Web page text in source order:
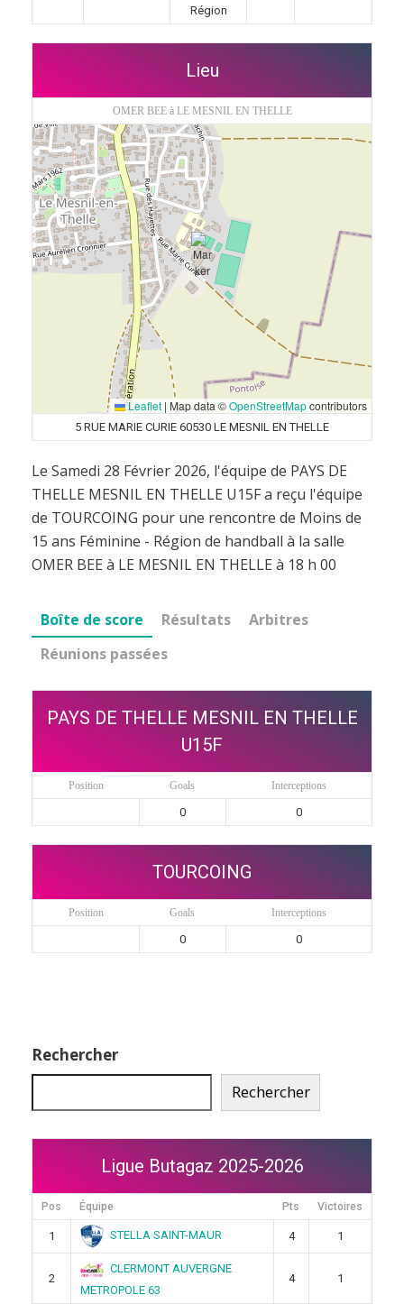
Région
Lieu
OMER BEE à LE MESNIL EN THELLE
Leaflet | Map data ©OpenStreetMapcontributors
5 RUE MARIE CURIE 60530 LE MESNIL EN THELLE
Le Samedi 28 Février 2026, l'équipe de PAYS DE
THELLE MESNIL EN THELLE U15F a reçu l'équipe
de TOURCOING pour une rencontre de Moins de
15 ans Féminine - Région de handball à la salle
OMER BEE à LE MESNIL EN THELLE à 18 h 00
Boîte de score Résultats
Arbitres
Réunions passées
PAYS DE THELLE MESNIL EN THELLE
U15F
Position Goals Interceptions
0 0
TOURCOING
Position Goals Interceptions
0 0
Rechercher
Rechercher
Ligue Butagaz 2025-2026
Pos Équipe Pts Victoires
1 STELLA SAINT-MAUR 4 1
2
CLERMONT AUVERGNE
METROPOLE 63
4 1